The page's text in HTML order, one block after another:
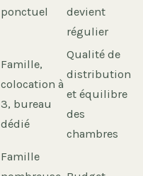
ponctuel
devient
régulier
Famille,
colocation à
3, bureau
dédié
Qualité de
distribution
et équilibre
des
chambres
Famille